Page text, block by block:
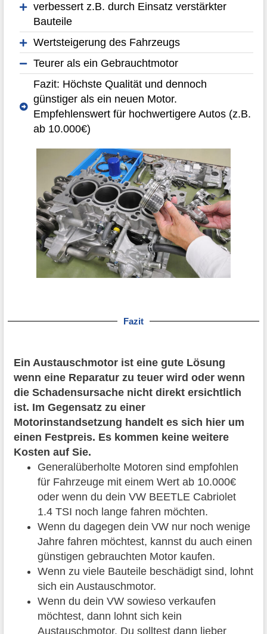
verbessert z.B. durch Einsatz verstärkter
Bauteile
Wertsteigerung des Fahrzeugs
Teurer als ein Gebrauchtmotor
Fazit: Höchste Qualität und dennoch
günstiger als ein neuen Motor.
Empfehlenswert für hochwertigere Autos (z.B.
ab 10.000€)
Fazit
Ein Austauschmotor ist eine gute Lösung
wenn eine Reparatur zu teuer wird oder wenn
die Schadensursache nicht direkt ersichtlich
ist. Im Gegensatz zu einer
Motorinstandsetzung handelt es sich hier um
einen Festpreis. Es kommen keine weitere
Kosten auf Sie.
Generalüberholte Motoren sind empfohlen
für Fahrzeuge mit einem Wert ab 10.000€
oder wenn du dein VW BEETLE Cabriolet
1.4 TSI noch lange fahren möchten.
Wenn du dagegen dein VW nur noch wenige
Jahre fahren möchtest, kannst du auch einen
günstigen gebrauchten Motor kaufen.
Wenn zu viele Bauteile beschädigt sind, lohnt
sich ein Austauschmotor.
Wenn du dein VW sowieso verkaufen
möchtest, dann lohnt sich kein
Austauschmotor. Du solltest dann lieber